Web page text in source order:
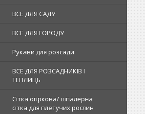
ВСЕ ДЛЯ САДУ
ВСЕ ДЛЯ ГОРОДУ
Рукави для розсади
ВСЕ ДЛЯ РОЗСАДНИКІВ І
ТЕПЛИЦЬ
Сітка огіркова/ шпалерна
сітка для плетучих рослин